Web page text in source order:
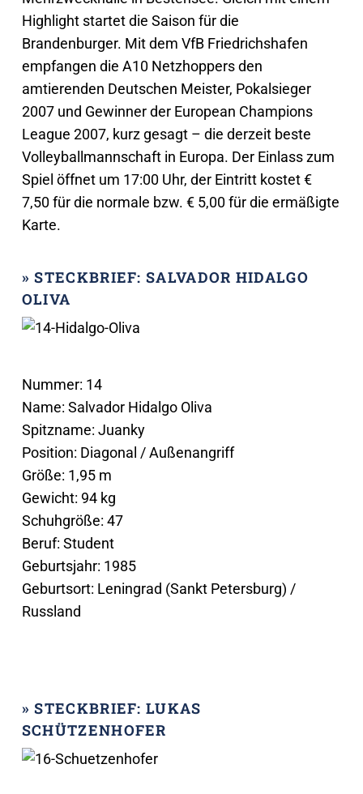
Highlight startet die Saison für die
Brandenburger. Mit dem VfB Friedrichshafen
empfangen die A10 Netzhoppers den
amtierenden Deutschen Meister, Pokalsieger
2007 und Gewinner der European Champions
League 2007, kurz gesagt – die derzeit beste
Volleyballmannschaft in Europa. Der Einlass zum
Spiel öffnet um 17:00 Uhr, der Eintritt kostet €
7,50 für die normale bzw. € 5,00 für die ermäßigte
Karte.
» STECKBRIEF: SALVADOR HIDALGO
OLIVA
Nummer: 14
Name: Salvador Hidalgo Oliva
Spitzname: Juanky
Position: Diagonal / Außenangriff
Größe: 1,95 m
Gewicht: 94 kg
Schuhgröße: 47
Beruf: Student
Geburtsjahr: 1985
Geburtsort: Leningrad (Sankt Petersburg) /
Russland
» STECKBRIEF: LUKAS
SCHÜTZENHOFER